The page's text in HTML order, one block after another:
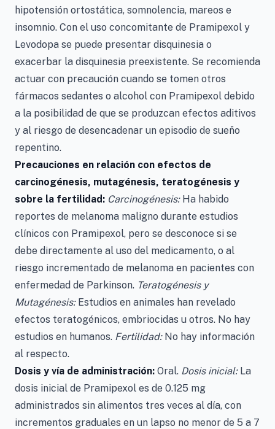
hipotensión ortostática, somnolencia, mareos e
insomnio. Con el uso concomitante de Pramipexol y
Levodopa se puede presentar disquinesia o
exacerbar la disquinesia preexistente. Se recomienda
actuar con precaución cuando se tomen otros
fármacos sedantes o alcohol con Pramipexol debido
a la posibilidad de que se produzcan efectos aditivos
y al riesgo de desencadenar un episodio de sueño
repentino.
Precauciones en relación con efectos de
carcinogénesis, mutagénesis, teratogénesis y
sobre la fertilidad: Carcinogénesis:Ha habido
reportes de melanoma maligno durante estudios
clínicos con Pramipexol, pero se desconoce si se
debe directamente al uso del medicamento, o al
riesgo incrementado de melanoma en pacientes con
enfermedad de Parkinson. Teratogénesis y
Mutagénesis:Estudios en animales han revelado
efectos teratogénicos, embriocidas u otros. No hay
estudios en humanos. Fertilidad:No hay información
al respecto.
Dosis y vía de administración: Oral. Dosis inicial:La
dosis inicial de Pramipexol es de 0.125 mg
administrados sin alimentos tres veces al día, con
incrementos graduales en un lapso no menor de 5 a 7